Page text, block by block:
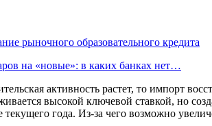
рыночного образовательного кредита
на «новые»: в каких банках нет…
активность растет, то импорт
высокой ключевой ставкой, но
текущего года. Из-за чего возможно